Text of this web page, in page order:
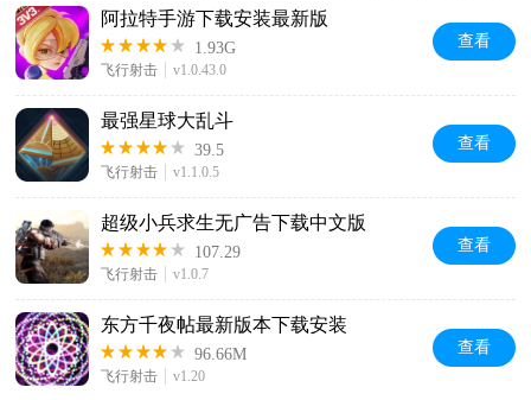
阿拉特手游下载安装最新版
1.93G
飞行射击 v1.0.43.0
查看
最强星球大乱斗
39.5
飞行射击 v1.1.0.5
查看
超级小兵求生无广告下载中文版
107.29
飞行射击 v1.0.7
查看
东方千夜帖最新版本下载安装
96.66M
飞行射击 v1.20
查看